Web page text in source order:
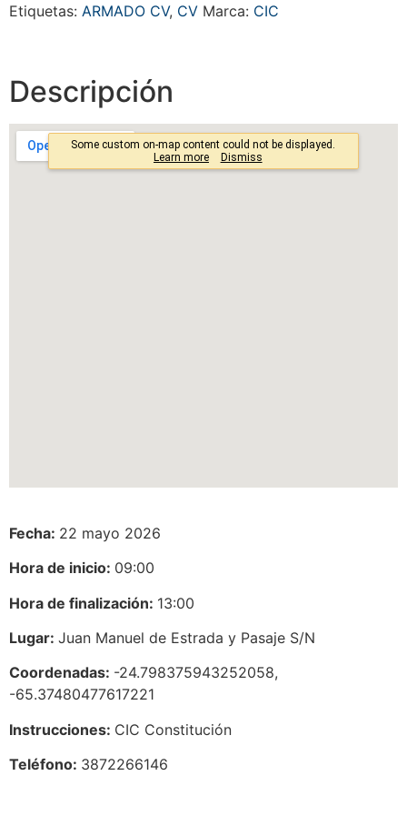
Etiquetas: ARMADO CV, CV Marca: CIC
Descripción
Fecha: 22 mayo 2026
Hora de inicio: 09:00
Hora de finalización: 13:00
Lugar: Juan Manuel de Estrada y Pasaje S/N
Coordenadas: -24.798375943252058,
-65.37480477617221
Instrucciones: CIC Constitución
Teléfono: 3872266146